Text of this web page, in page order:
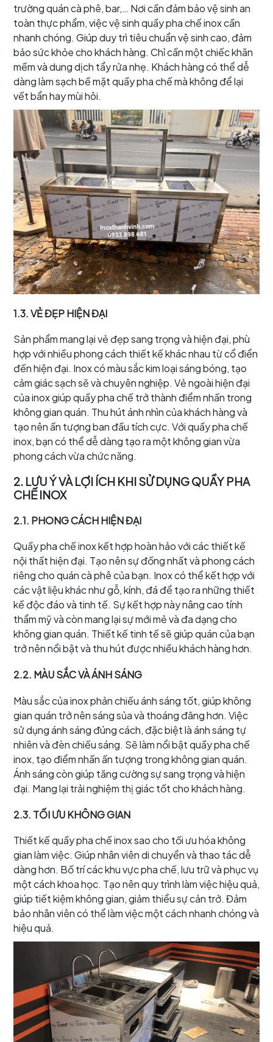
trường quán cà phê, bar,… Nơi cần đảm bảo vệ sinh an
toàn thực phẩm, việc vệ sinh quầy pha chế inox cần
nhanh chóng. Giúp duy trì tiêu chuẩn vệ sinh cao, đảm
bảo sức khỏe cho khách hàng. Chỉ cần một chiếc khăn
mềm và dung dịch tẩy rửa nhẹ. Khách hàng có thể dễ
dàng làm sạch bề mặt quầy pha chế mà không để lại
vết bẩn hay mùi hôi.
1.3. VẺ ĐẸP HIỆN ĐẠI
Sản phẩm mang lại vẻ đẹp sang trọng và hiện đại, phù
hợp với nhiều phong cách thiết kế khác nhau từ cổ điển
đến hiện đại. Inox có màu sắc kim loại sáng bóng, tạo
cảm giác sạch sẽ và chuyên nghiệp. Vẻ ngoài hiện đại
của inox giúp quầy pha chế trở thành điểm nhấn trong
không gian quán. Thu hút ánh nhìn của khách hàng và
tạo nên ấn tượng ban đầu tích cực. Với quầy pha chế
inox, bạn có thể dễ dàng tạo ra một không gian vừa
phong cách vừa chức năng.
2. LƯU Ý VÀ LỢI ÍCH KHI SỬ DỤNG QUẦY PHA
CHẾ INOX
2.1. PHONG CÁCH HIỆN ĐẠI
Quầy pha chế inox kết hợp hoàn hảo với các thiết kế
nội thất hiện đại. Tạo nên sự đồng nhất và phong cách
riêng cho quán cà phê của bạn. Inox có thể kết hợp với
các vật liệu khác như gỗ, kính, đá để tạo ra những thiết
kế độc đáo và tinh tế. Sự kết hợp này nâng cao tính
thẩm mỹ và còn mang lại sự mới mẻ và đa dạng cho
không gian quán. Thiết kế tinh tế sẽ giúp quán của bạn
trở nên nổi bật và thu hút được nhiều khách hàng hơn.
2.2. MÀU SẮC VÀ ÁNH SÁNG
Màu sắc của inox phản chiếu ánh sáng tốt, giúp không
gian quán trở nên sáng sủa và thoáng đãng hơn. Việc
sử dụng ánh sáng đúng cách, đặc biệt là ánh sáng tự
nhiên và đèn chiếu sáng. Sẽ làm nổi bật quầy pha chế
inox, tạo điểm nhấn ấn tượng trong không gian quán.
Ánh sáng còn giúp tăng cường sự sang trọng và hiện
đại. Mang lại trải nghiệm thị giác tốt cho khách hàng.
2.3. TỐI ƯU KHÔNG GIAN
Thiết kế quầy pha chế inox sao cho tối ưu hóa không
gian làm việc. Giúp nhân viên di chuyển và thao tác dễ
dàng hơn. Bố trí các khu vực pha chế, lưu trữ và phục vụ
một cách khoa học. Tạo nên quy trình làm việc hiệu quả,
giúp tiết kiệm không gian, giảm thiểu sự cản trở. Đảm
bảo nhân viên có thể làm việc một cách nhanh chóng và
hiệu quả.